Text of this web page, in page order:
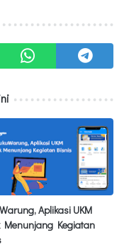
Aplikasi UKM
Menunjang Kegiatan